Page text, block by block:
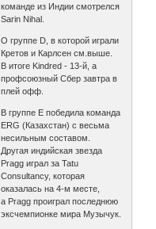
команде из Индии смотрелся
Sarin Nihal.
О группе D, в которой играли
Кретов и Карлсен см.выше.
В итоге Kindred - 13-й, а
профсоюзный Сбер завтра в
плей офф.
В группе E победила команда
ERG (Казахстан) с весьма
несильным составом.
Другая индийская звезда
Pragg играл за Tatu
Consultancy, которая
оказалась на 4-м месте,
а Рragg проиграл последнюю
эксчемпионке мира Музычук.